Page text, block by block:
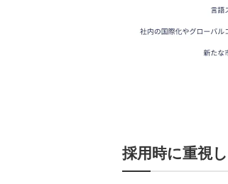
採用時に重視